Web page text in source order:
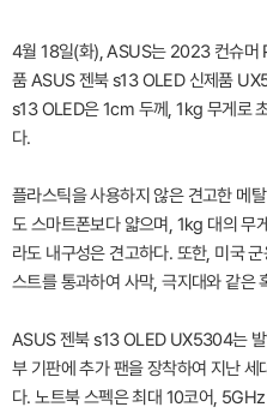
4월 18일(화), ASUS는 2023 컨슈머
품 ASUS 젠북 s13 OLED 신제품
s13 OLED은 1cm 두께, 1kg 무게로
다.
플라스틱을 사용하지 않은 견고한 메
도 스마트폰보다 얇으며, 1kg 대의 무
라도 내구성은 견고하다. 또한, 미국
스트를 통과하여 사막, 극지대와 같은
ASUS 젠북 s13 OLED UX5304는 발
부 기판에 추가 팬을 장착하여 지난
다. 노트북 스펙은 최대 10코어,